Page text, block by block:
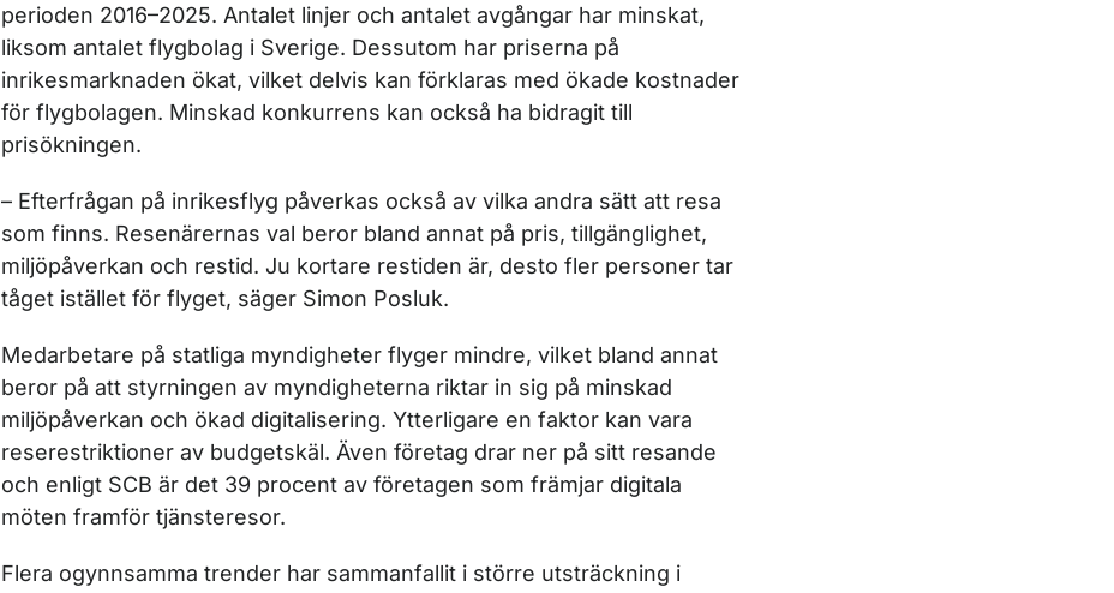
perioden 2016–2025. Antalet linjer och antalet avgångar har minskat,
liksom antalet flygbolag i Sverige. Dessutom har priserna på
inrikesmarknaden ökat, vilket delvis kan förklaras med ökade kostnader
för flygbolagen. Minskad konkurrens kan också ha bidragit till
prisökningen.
– Efterfrågan på inrikesflyg påverkas också av vilka andra sätt att resa
som finns. Resenärernas val beror bland annat på pris, tillgänglighet,
miljöpåverkan och restid. Ju kortare restiden är, desto fler personer tar
tåget istället för flyget, säger Simon Posluk.
Medarbetare på statliga myndigheter flyger mindre, vilket bland annat
beror på att styrningen av myndigheterna riktar in sig på minskad
miljöpåverkan och ökad digitalisering. Ytterligare en faktor kan vara
reserestriktioner av budgetskäl. Även företag drar ner på sitt resande
och enligt SCB är det 39 procent av företagen som främjar digitala
möten framför tjänsteresor.
Flera ogynnsamma trender har sammanfallit i större utsträckning i